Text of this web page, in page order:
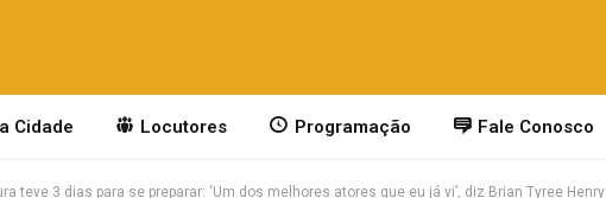
Cidade Locutores Programação Fale Conosco
teve 3 dias para se preparar: ‘Um dos melhores atores que eu já vi’, diz Brian Tyree Henry